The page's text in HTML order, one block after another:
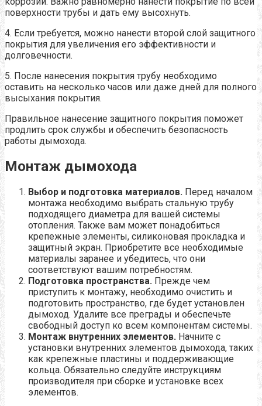
поверхности трубы и дать ему высохнуть.
4. Если требуется, можно нанести второй слой защитного
покрытия для увеличения его эффективности и
долговечности.
5. После нанесения покрытия трубу необходимо
оставить на несколько часов или даже дней для полного
высыхания покрытия.
Правильное нанесение защитного покрытия поможет
продлить срок службы и обеспечить безопасность
работы дымохода.
Монтаж дымохода
Выбор и подготовка материалов. Перед началом
монтажа необходимо выбрать стальную трубу
подходящего диаметра для вашей системы
отопления. Также вам может понадобиться
крепежные элементы, силиконовая прокладка и
защитный экран. Приобретите все необходимые
материалы заранее и убедитесь, что они
соответствуют вашим потребностям.
Подготовка пространства. Прежде чем
приступить к монтажу, необходимо очистить и
подготовить пространство, где будет установлен
дымоход. Удалите все преграды и обеспечьте
свободный доступ ко всем компонентам системы.
Монтаж внутренних элементов. Начните с
установки внутренних элементов дымохода, таких
как крепежные пластины и поддерживающие
кольца. Обязательно следуйте инструкциям
производителя при сборке и установке всех
элементов.